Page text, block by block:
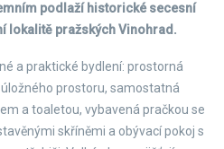
podlaží historické secesní
lokalitě pražských Vinohrad.
a praktické bydlení: prostorná
prostoru, samostatná
a toaletou, vybavená pračkou se
skříněmi a obývací pokoj s